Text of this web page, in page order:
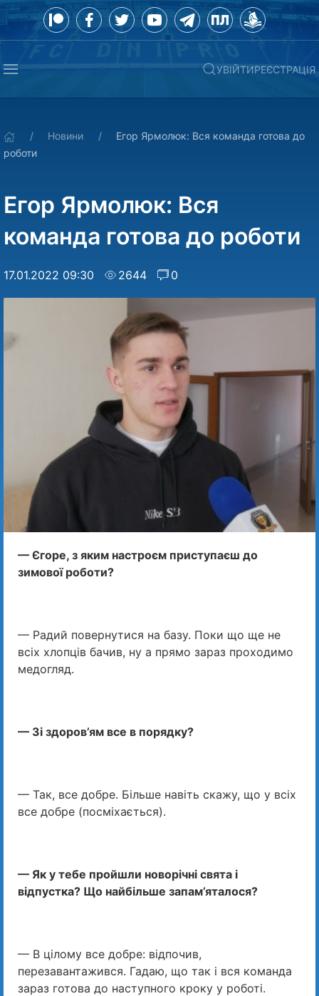
УВІЙТИРЕЄСТРАЦІЯ
Новини
Егор Ярмолюк: Вся команда готова до
роботи
Егор Ярмолюк: Вся
команда готова до роботи
17.01.2022 09:30 2644 0
— Єгоре, з яким настроєм приступаєш до
зимової роботи?
— Радий повернутися на базу. Поки що ще не
всіх хлопців бачив, ну а прямо зараз проходимо
медогляд.
— Зі здоров’ям все в порядку?
— Так, все добре. Більше навіть скажу, що у всіх
все добре (посміхається).
— Як у тебе пройшли новорічні свята і
відпустка? Що найбільше запам’яталося?
— В цілому все добре: відпочив,
перезавантажився. Гадаю, що так і вся команда
зараз готова до наступного кроку у роботі.